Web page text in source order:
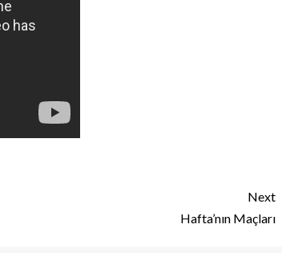
Next
Hafta’nın Maçları